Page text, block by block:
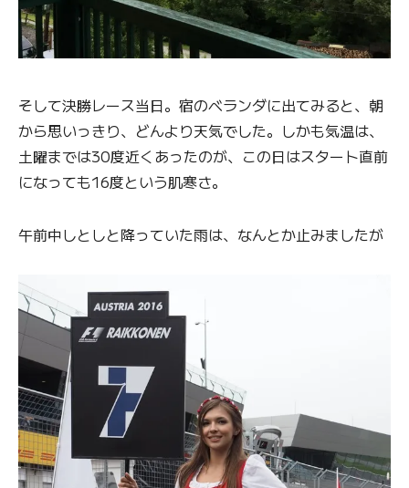
そして決勝レース当日。宿のベランダに出てみると、朝
から思いっきり、どんより天気でした。しかも気温は、
土曜までは30度近くあったのが、この日はスタート直前
になっても16度という肌寒さ。
午前中しとしと降っていた雨は、なんとか止みましたが